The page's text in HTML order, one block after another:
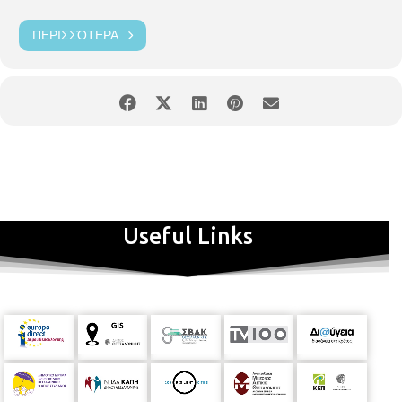
ΠΕΡΙΣΣΌΤΕΡΑ
Useful Links